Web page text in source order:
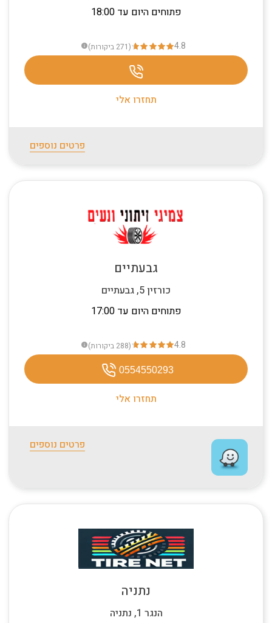
פתוחים היום עד 18:00
4.8
(271 ביקורות)
info
תחזרו אלי
פרטים נוספים
פתוחים היום עד 17:00
גבעתיים
כורזין 5, גבעתיים
4.8
(288 ביקורות)
info
0554550293
תחזרו אלי
פרטים נוספים
נתניה
הנגר 1, נתניה